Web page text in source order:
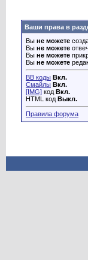
Ваши права в
Вы не можете
Вы не можете
Вы не можете
Вы не можете
BB коды Вкл.
Смайлы Вкл.
[IMG] код Вкл.
HTML код Выкл.
Правила форума